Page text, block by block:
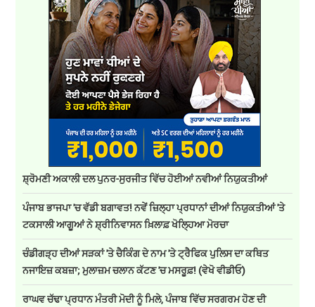
ਸ਼੍ਰੋਮਣੀ ਅਕਾਲੀ ਦਲ ਪੁਨਰ-ਸੁਰਜੀਤ ਵਿੱਚ ਹੋਈਆਂ ਨਵੀਆਂ ਨਿਯੁਕਤੀਆਂ
ਪੰਜਾਬ ਭਾਜਪਾ 'ਚ ਵੱਡੀ ਬਗਾਵਤ! ਨਵੇਂ ਜ਼ਿਲ੍ਹਾ ਪ੍ਰਧਾਨਾਂ ਦੀਆਂ ਨਿਯੁਕਤੀਆਂ 'ਤੇ
ਟਕਸਾਲੀ ਆਗੂਆਂ ਨੇ ਸ਼੍ਰੀਨਿਵਾਸਨ ਖ਼ਿਲਾਫ਼ ਖੋਲ੍ਹਿਆ ਮੋਰਚਾ
ਚੰਡੀਗੜ੍ਹ ਦੀਆਂ ਸੜਕਾਂ 'ਤੇ ਚੈਕਿੰਗ ਦੇ ਨਾਮ 'ਤੇ ਟ੍ਰੈਫਿਕ ਪੁਲਿਸ ਦਾ ਕਥਿਤ
ਨਜਾਇਜ਼ ਕਬਜ਼ਾ; ਮੁਲਾਜ਼ਮ ਚਲਾਨ ਕੱਟਣ 'ਚ ਮਸਰੂਫ਼! (ਵੇਖੋ ਵੀਡੀਓ)
ਰਾਘਵ ਚੱਢਾ ਪ੍ਰਧਾਨ ਮੰਤਰੀ ਮੋਦੀ ਨੂੰ ਮਿਲੇ, ਪੰਜਾਬ ਵਿੱਚ ਸਰਗਰਮ ਹੋਣ ਦੀ